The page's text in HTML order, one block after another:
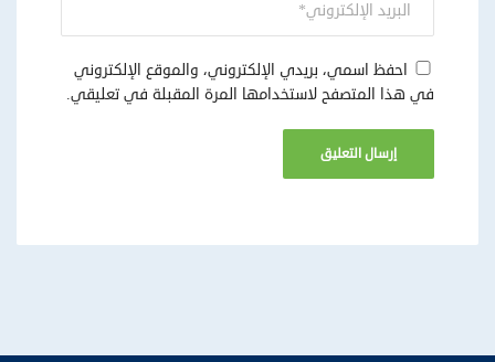
احفظ اسمي، بريدي الإلكتروني، والموقع الإلكتروني
في هذا المتصفح لاستخدامها المرة المقبلة في تعليقي.